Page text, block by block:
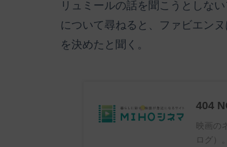
リュミールの話を聞こうとしな
について尋ねると、ファビエン
を決めたと聞く。
404
映画の
ログ）